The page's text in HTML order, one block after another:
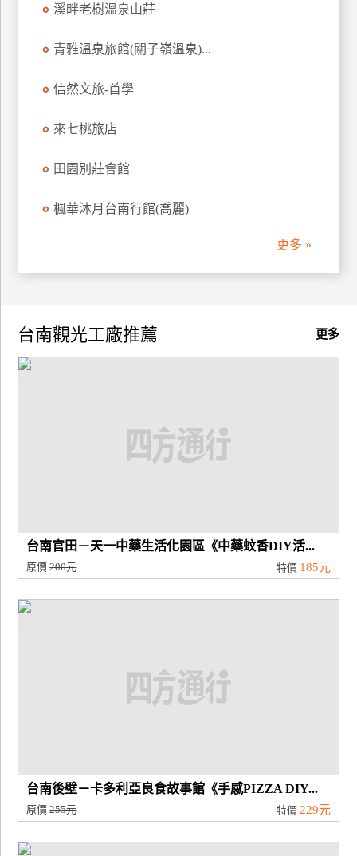
飯
作
計
商
溪畔老樹溫泉山莊
青雅溫泉旅館(關子嶺溫泉)...
信然文旅-首學
來七桃旅店
田園別莊會館
楓華沐月台南行館(喬麗)
更多 »
更多
台南觀光工廠推薦
台南官田－天一中藥生活化園區《中藥蚊香DIY活...
原價200元 特價 185元
台南後壁－卡多利亞良食故事館《手感PIZZA DIY...
原價255元 特價 229元